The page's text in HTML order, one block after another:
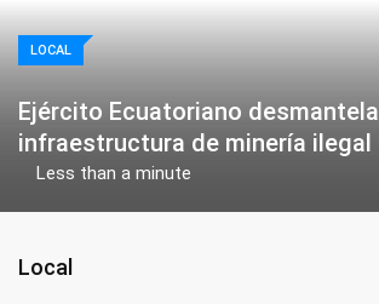
LOCAL
Ejército Ecuatoriano desmantela
infraestructura de minería ilegal
Less than a minute
Local